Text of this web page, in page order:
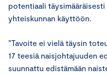
potentiaali
yhteiskunnan käyttöön.
”Tavoite ei vielä täysin
17 teesiä naisjohtajuuden
suunnattu edistämään